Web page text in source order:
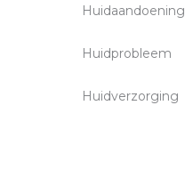
Huidaandoening
Huidprobleem
Huidverzorging